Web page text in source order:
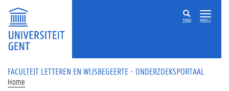
Overslaan en naar de inhoud gaan
ZOEK MENU
FACULTEIT LETTEREN EN WIJSBEGEERTE - ONDERZOEKSPORTAAL
Home